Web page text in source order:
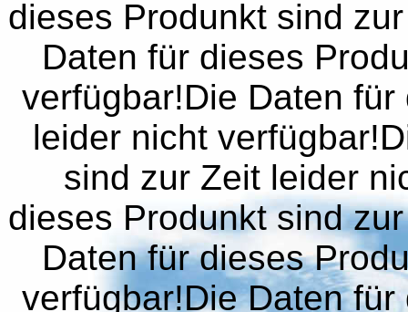
dieses Produnkt sind
Daten für dieses
verfügbar!Die Daten
leider nicht
sind zur Zeit leider
dieses Produnkt sind
Daten für dieses
verfügbar!Die Daten